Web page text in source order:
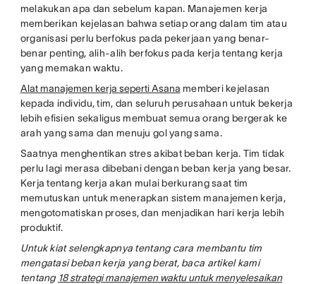
melakukan apa dan sebelum kapan. Manajemen kerja
memberikan kejelasan bahwa setiap orang dalam tim atau
organisasi perlu berfokus pada pekerjaan yang benar-
benar penting, alih-alih berfokus pada kerja tentang kerja
yang memakan waktu.
Alat manajemen kerja seperti Asana memberi kejelasan
kepada individu, tim, dan seluruh perusahaan untuk bekerja
lebih efisien sekaligus membuat semua orang bergerak ke
arah yang sama dan menuju gol yang sama.
Saatnya menghentikan stres akibat beban kerja. Tim tidak
perlu lagi merasa dibebani dengan beban kerja yang besar.
Kerja tentang kerja akan mulai berkurang saat tim
memutuskan untuk menerapkan sistem manajemen kerja,
mengotomatiskan proses, dan menjadikan hari kerja lebih
produktif.
Untuk kiat selengkapnya tentang cara membantu tim
mengatasi beban kerja yang berat, baca artikel kami
tentang 18 strategi manajemen waktu untuk menyelesaikan